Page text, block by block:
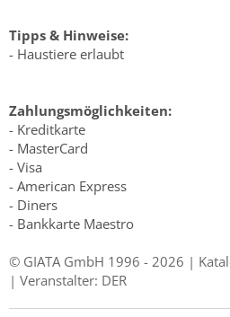
Tipps & Hinweise:
- Haustiere erlaubt
Zahlungsmöglichkeiten:
- Kreditkarte
- MasterCard
- Visa
- American Express
- Diners
- Bankkarte Maestro
© GIATA GmbH 1996 - 2026 |
| Veranstalter: DER